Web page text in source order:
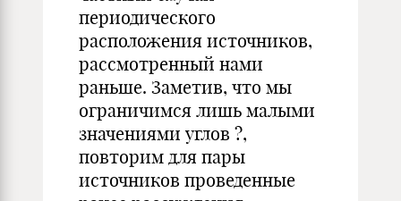
периодического
расположения источников,
рассмотренный нами
раньше. Заметив, что мы
ограничимся лишь малыми
значениями углов ?,
повторим для пары
источников проведенные